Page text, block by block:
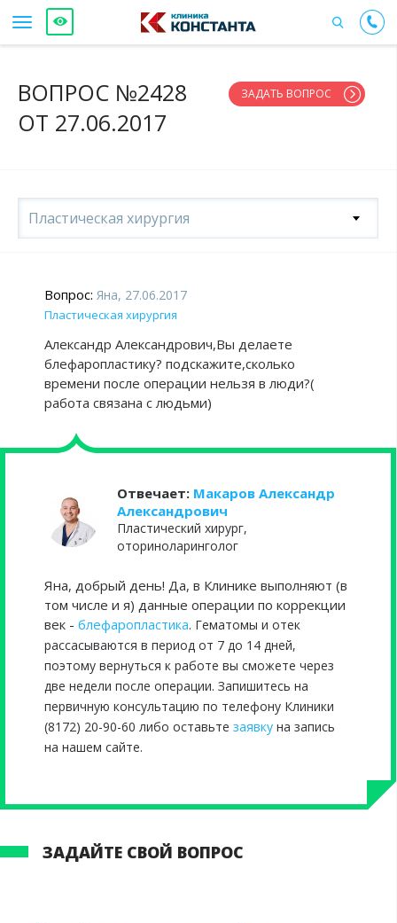
ВОПРОС №2428
ОТ 27.06.2017
ЗАДАТЬ ВОПРОС
Пластическая хирургия
Вопрос: Яна, 27.06.2017
Пластическая хирургия
Александр Александрович,Вы делаете
блефаропластику? подскажите,сколько
времени после операции нельзя в люди?(
работа связана с людьми)
Отвечает: Макаров Александр
Александрович
Пластический хирург,
оториноларинголог
Яна, добрый день! Да, в Клинике выполняют (в
том числе и я) данные операции по коррекции
век - блефаропластика. Гематомы и отек
рассасываются в период от 7 до 14 дней,
поэтому вернуться к работе вы сможете через
две недели после операции. Запишитесь на
первичную консультацию по телефону Клиники
(8172) 20-90-60 либо оставьте заявку на запись
на нашем сайте.
ЗАДАЙТЕ СВОЙ ВОПРОС